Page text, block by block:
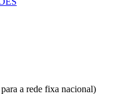
a rede fixa nacional)